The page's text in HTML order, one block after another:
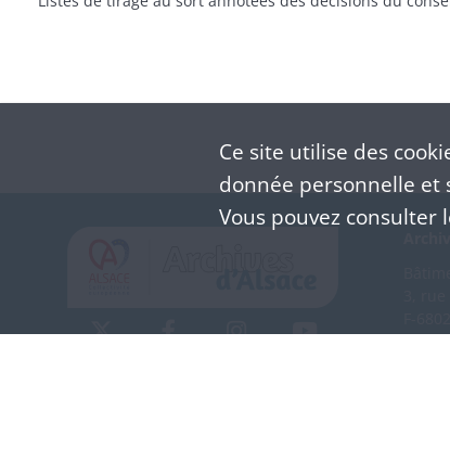
Ce site utilise des
donnée personnelle et
Vous pouvez consulter